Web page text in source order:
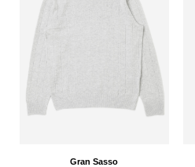
Gran Sasso